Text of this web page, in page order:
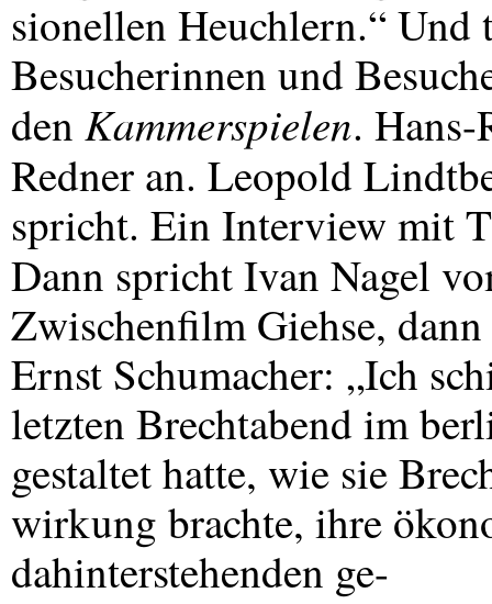
sionellen Heuchlern.“ Und
Besucherinnen und
den Kammerspielen.
Redner an. Leopold
spricht. Ein Interview mit
Dann spricht Ivan Nagel
Zwischenfilm Giehse,
Ernst Schumacher: „Ich
letzten Brechtabend im
gestaltet hatte, wie sie
wirkung brachte, ihre
dahinterstehenden ge-